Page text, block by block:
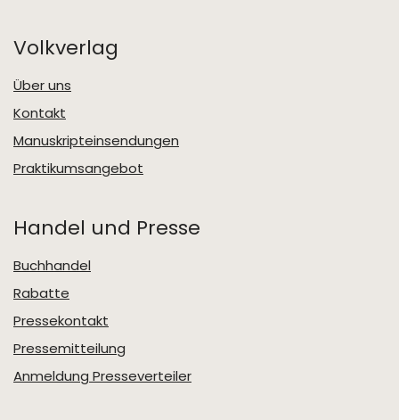
Volkverlag
Über uns
Kontakt
Manuskripteinsendungen
Praktikumsangebot
Handel und Presse
Buchhandel
Rabatte
Pressekontakt
Pressemitteilung
Anmeldung Presseverteiler